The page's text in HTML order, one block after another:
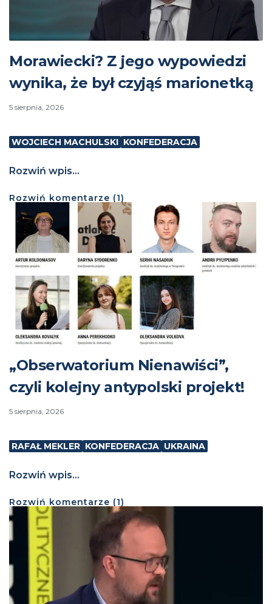
Morawiecki? Z jego wypowiedzi
wynika, że był czyjąś marionetką
5 sierpnia, 2026
WOJCIECH MACHULSKI KONFEDERACJA
Rozwiń wpis...
Rozwiń komentarze (1)
„Obserwatorium Nienawiści”,
czyli kolejny antypolski projekt!
5 sierpnia, 2026
RAFAŁ MEKLER KONFEDERACJA UKRAINA
Rozwiń wpis...
Rozwiń komentarze (1)